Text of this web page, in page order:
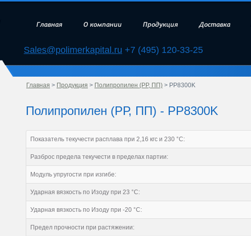
+7 (495) 120-33-25
Sales@polimerkapital.ru
Главная О компании Продукция Доставка
Главная > Продукция > Полипропилен (РР, ПП) > PP8300K
Полипропилен (РР, ПП) - PP8300K
Показатель текучести расплава при 2,16 кгс и 230 °С:
Разброс предела текучести в пределах партии:
Модуль упругости при изгибе:
Ударная вязкость по Изоду при 23 °С:
Ударная вязкость по Изоду при -20 °С:
Предел прочности при растяжении: